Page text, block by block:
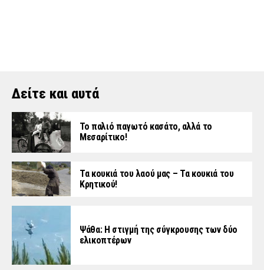
Δείτε και αυτά
Το παλιό παγωτό κασάτο, αλλά το
Μεσαρίτικο!
Τα κουκιά του λαού μας – Τα κουκιά του
Κρητικού!
Ψάθα: Η στιγμή της σύγκρουσης των δύο
ελικοπτέρων